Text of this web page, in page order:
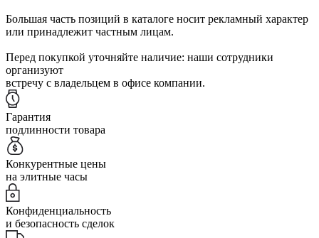
Большая часть позиций в каталоге носит рекламный характер
или принадлежит частным лицам.
Перед покупкой уточняйте наличие: наши сотрудники
организуют
встречу с владельцем в офисе компании.
Гарантия
подлинности товара
Конкурентные цены
на элитные часы
Конфиденциальность
и безопасность сделок